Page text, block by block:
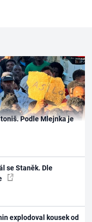
Podle Mlejnka je
se Staněk. Dle
explodoval kousek od